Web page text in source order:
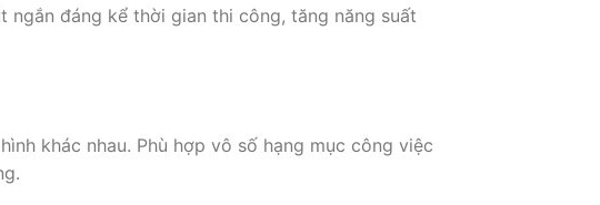
ngắn đáng kể thời gian thi công, tăng năng suất
khác nhau. Phù hợp vô số hạng mục công việc